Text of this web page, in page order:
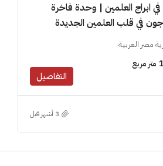
ابراج العلمين | وحدة فاخرة
مصر العربية
متر مربع
التفاصيل